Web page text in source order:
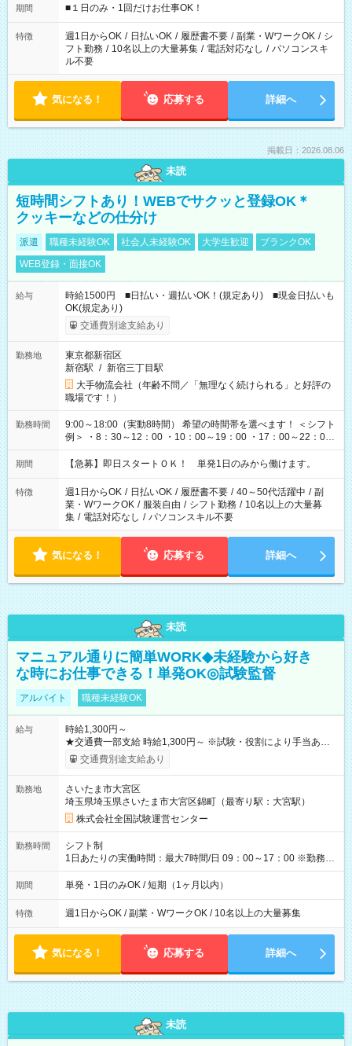
げるお仕事も！ ご希望のお時間に合わせてご紹介！ ※シフトは
ください！
期間 ■１日のみ・1回だけお仕事OK！
特徴 週1日からOK / 日払いOK / 履歴書不要 / 副業・WワークOK / シ
フト勤務 / 10名以上の大量募集 / 電話対応なし / パソコンスキ
ル不要
気になる！ 応募する 詳細へ
掲載日：2026.08.06
未読
短時間シフトあり！WEBでサクッと登録OK＊
クッキーなどの仕分け
派遣 職種未経験OK 社会人未経験OK 大学生歓迎
ブランクOK
WEB登録・面接OK
給与
時給1500円 ■日払い・週払いOK！(規定あり) ■現金日払いも
OK(規定あり)
交通費別途支給あり
勤務地
東京都新宿区
新宿駅 / 新宿三丁目駅
大手物流会社（年齢不問／「無理なく続けられる」と好評の
職場です！）
勤務時間
9:00～18:00（実動8時間） 希望の時間帯を選べます！ ＜シフト
例＞ ・8：30～12：00 ・10：00～19：00 ・17：00～22：00
・13：00～22：00 ・22：00～翌6：00 など
期間 【急募】即日スタートＯＫ！ 単発1日のみから働けます。
特徴 週1日からOK / 日払いOK / 履歴書不要 / 40～50代活躍中 / 副
業・WワークOK / 服装自由 / シフト勤務 / 10名以上の大量募
集 / 電話対応なし / パソコンスキル不要
気になる！ 応募する 詳細へ
未読
マニュアル通りに簡単WORK◆未経験から好き
な時にお仕事できる！単発OK◎試験監督
アルバイト 職種未経験OK
給与
時給1,300円～
★交通費一部支給 時給1,300円～ ※試験・役割により手当あり
※勤務回数により昇給あり 【即給（前払い）オプションあ
り！】 希望される場合、勤務から1週間ほどで給与の一部を受け
例】 ・河合塾模擬試験 8:30～17:30（休憩1時間） 時給1,300円
×8時間＝日収10,400円＋交通費 ※当日の役割により時給＋100
円の場合あり ・国家試験 7:00～13:30（休憩なし） 時給1,300
円（役割手当＋100円）×6時間＝日収8,400円＋交通費 【試用期
間】試用期間なし
交通費別途支給あり
勤務地
さいたま市大宮区
埼玉県埼玉県さいたま市大宮区錦町（最寄り駅：大宮駅）
株式会社全国試験運営センター
勤務時間
シフト制
1日あたりの実働時間：最大7時間/日 09：00～17：00 ※勤務時
間は 試験により異なります。
期間 単発・1日のみOK / 短期（1ヶ月以内）
特徴 週1日からOK / 副業・WワークOK / 10名以上の大量募集
気になる！ 応募する 詳細へ
未読